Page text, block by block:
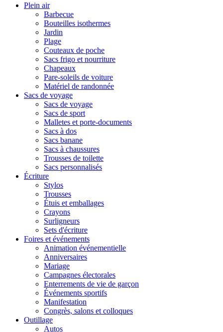
Plein air
Barbecue
Bouteilles isothermes
Jardin
Plage
Couteaux de poche
Sacs frigo et nourriture
Chapeaux
Pare-soleils de voiture
Matériel de randonnée
Sacs de voyage
Sacs de voyage
Sacs de sport
Malletes et porte-documents
Sacs à dos
Sacs banane
Sacs à chaussures
Trousses de toilette
Sacs personnalisés
Écriture
Stylos
Trousses
Étuis et emballages
Crayons
Surligneurs
Sets d'écriture
Foires et événements
Animation événementielle
Anniversaires
Mariage
Campagnes électorales
Enterrements de vie de garçon
Événements sportifs
Manifestation
Congrès, salons et colloques
Outillage
Autos